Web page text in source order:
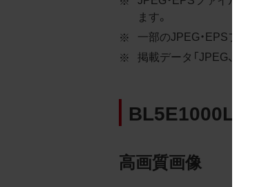
ます。
一部のJPEG・EPSファ
掲載データ「JPEG、
BL5E1000LG
高画質画像